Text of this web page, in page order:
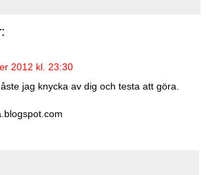
2012 kl. 23:30
jag knycka av dig och testa att göra.